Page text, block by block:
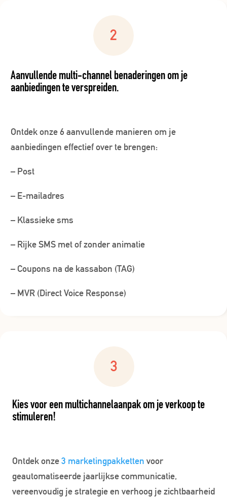
Aanvullende multi-channel benaderingen om je
aanbiedingen te verspreiden.
Ontdek onze 6 aanvullende manieren om je
aanbiedingen effectief over te brengen:
– Post
– E-mailadres
– Klassieke sms
– Rijke SMS met of zonder animatie
– Coupons na de kassabon (TAG)
– MVR (Direct Voice Response)
Kies voor een multichannelaanpak om je verkoop te
stimuleren!
Ontdek onze3 marketingpakketten voor
geautomatiseerde jaarlijkse communicatie,
vereenvoudig je strategie en verhoog je zichtbaarheid